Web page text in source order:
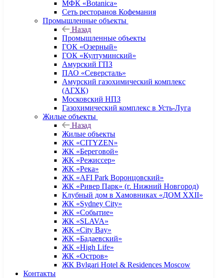
МФК «Botanica»
Сеть ресторанов Кофемания
Промышленные объекты
Назад
Промышленные объекты
ГОК «Озерный»
ГОК «Култуминский»
Амурский ГПЗ
ПАО «Северсталь»
Амурский газохимический комплекс
(АГХК)
Московский НПЗ
Газохимический комплекс в Усть-Луга
Жилые объекты
Назад
Жилые объекты
ЖК «CITYZEN»
ЖК «Береговой»
ЖК «Режиссер»
ЖК «Река»
ЖК «AFI Park Воронцовский»
ЖК «Ривер Парк» (г. Нижний Новгород)
Клубный дом в Хамовниках «ДОМ XXII»
ЖК «Sydney City»
ЖК «Событие»
ЖК «SLAVA»
ЖК «City Bay»
ЖК «Бадаевский»
ЖК «High Life»
ЖК «Остров»
ЖК Bvlgari Hotel & Residences Moscow
Контакты